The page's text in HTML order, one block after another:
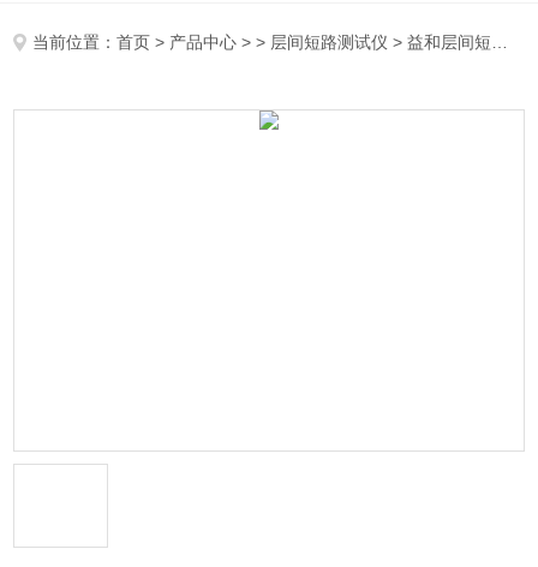
当前位置：首页 > 产品中心 > > 层间短路测试仪 > 益和层间短路测试仪分析7703设备